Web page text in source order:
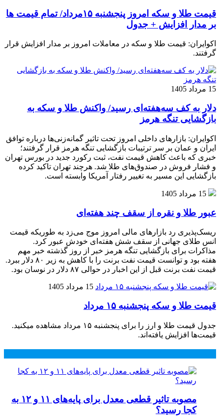
قیمت طلا و سکه امروز پنجشنبه ۱۵مرداد/ تمام قیمت ها
بر مدار افزایش + جدول
اکوایران: قیمت طلا و سکه در معاملات امروز بر مدار افزایش قرار
گرفتند.
15 مرداد 1405
دلار به کف سه‌هفته‌ای رسید/ واکنش طلا و سکه به
بازگشایی تنگه هرمز
اکوایران: بازارهای داخلی امروز تحت تاثیر گمانه‌زنی‌ها درباره توافق
ایران و عمان بر سر ترتیبات بازگشایی تنگه هرمز قرار گرفتند؛
خبری که باعث کاهش قیمت نفت، ثبت رکورد جدید در بورس تهران
و فشار فروش در صندوق‌های طلا شد. هرچند تهران تاکید کرده
بازگشایی این مسیر به تغییر رفتار آمریکا وابسته است.
15 مرداد 1405
عبور طلا و نقره از سقف چند هفته‌ای
ریسک‌پذیری رد بازارهای مالی امروز موج می‌زد به طوریکه قیمت
انس طلای جهانی از سقف شش هفته‌ای خودش عبور کرد.
مذاکرات برای بازگشایی تنگه هرمز خبر از روز گذشته خبر مهم
هفته بود و توانست قیمت نفت برنت را با کاهش به زیر ۸۰ دلار ببرد.
قیمت نفت برنت قبل از این اخبار در حوالی ۸۷ دلار در نوسان بود.
15 مرداد 1405
قیمت طلا و سکه پنجشنبه ۱۵ مرداد
جدول قیمت طلا و ارز را برای پنجشنبه ۱۵ مرداد مشاهده میکنید.
قیمت‌ها افزایش یافته‌اند.
مصوبه تاثیر قطعی معدل برای پایه‌های ۱۱ و ۱۲ به
کجا رسید؟